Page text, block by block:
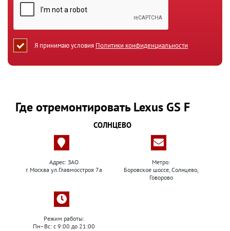
Я принимаю условия Политики конфиденциальности
Где отремонтировать Lexus GS F
СОЛНЦЕВО
Адрес: ЗАО
г. Москва ул.Главмосстроя 7а
Метро:
Боровское шоссе, Солнцево,
Говорово
Режим работы:
Пн–Вс: с 9:00 до 21:00